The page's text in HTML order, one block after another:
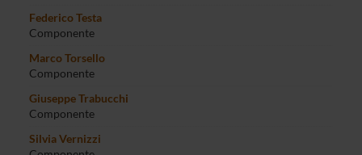
Federico Testa
Componente
Marco Torsello
Componente
Giuseppe Trabucchi
Componente
Silvia Vernizzi